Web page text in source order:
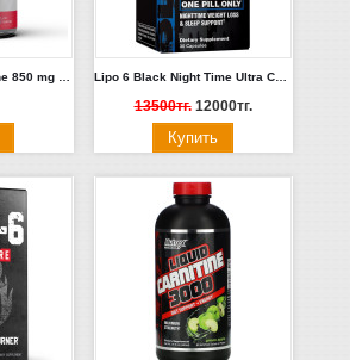
Lipo 6 Black Night Time Ultra Concentrated 30 caps.
13500тг. 12000тг.